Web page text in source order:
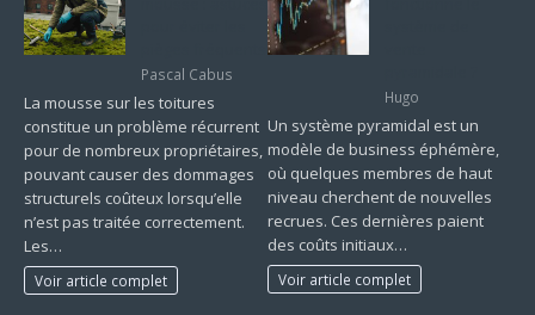
Pascal Cabus
La mousse sur les toitures
constitue un problème récurrent
pour de nombreux propriétaires,
pouvant causer des dommages
structurels coûteux lorsqu’elle
n’est pas traitée correctement.
Les…
Voir article complet
Hugo
Un système pyramidal est un
modèle de business éphémère,
où quelques membres de haut
niveau cherchent de nouvelles
recrues. Ces dernières paient
des coûts initiaux…
Voir article complet